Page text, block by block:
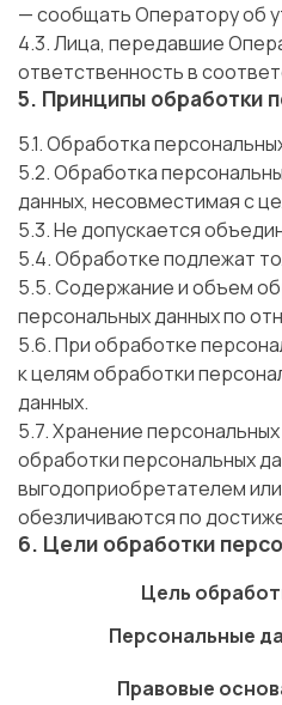
— сообщать Оператору об
4.3. Лица, передавшие
ответственность в
5. Принципы обработки
5.1. Обработка
5.2. Обработка
данных, несовместимая с
5.3. Не допускается
5.4. Обработке подлежат
5.5. Содержание и объем
персональных данных по
5.6. При обработке
к целям обработки
данных.
5.7. Хранение
обработки персональных
выгодоприобретателем
обезличиваются по
6. Цели обработки
Цель
Персональные
Правовые